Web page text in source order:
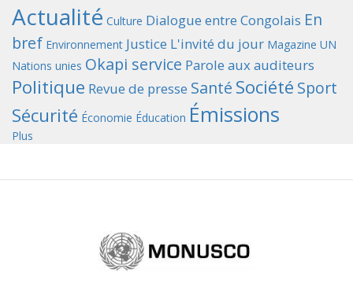
Actualité Culture Dialogue entre Congolais En
bref Environnement Justice L'invité du jour Magazine UN
Nations unies Okapi service Parole aux auditeurs
Politique Revue de presse Santé Société Sport
Sécurité Économie Éducation Émissions
Plus